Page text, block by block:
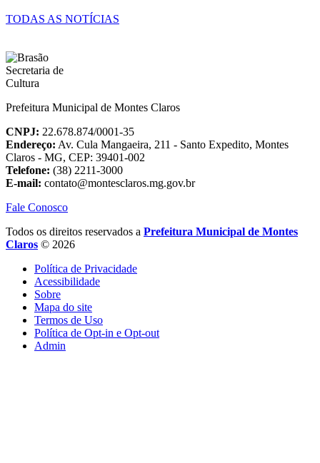
TODAS AS NOTÍCIAS
Prefeitura Municipal de Montes Claros
CNPJ: 22.678.874/0001-35
Endereço: Av. Cula Mangaeira, 211 - Santo Expedito, Montes
Claros - MG, CEP: 39401-002
Telefone: (38) 2211-3000
E-mail: contato@montesclaros.mg.gov.br
Fale Conosco
Todos os direitos reservados a Prefeitura Municipal de Montes
Claros © 2026
Política de Privacidade
Acessibilidade
Sobre
Mapa do site
Termos de Uso
Política de Opt-in e Opt-out
Admin